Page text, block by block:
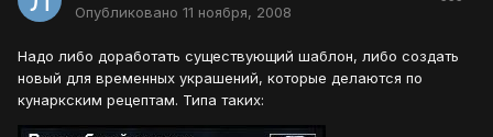
Опубликовано 11 ноября, 2008
Надо либо доработать существующий шаблон, либо создать
новый для временных украшений, которые делаются по
кунаркским рецептам. Типа таких: